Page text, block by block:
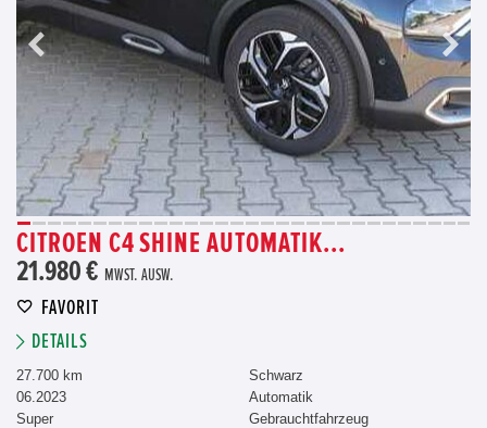
CITROEN C4 SHINE AUTOMATIK...
21.980 € MWST. AUSW.
FAVORIT
DETAILS
27.700 km
06.2023
Super
Schwarz
Automatik
Gebrauchtfahrzeug